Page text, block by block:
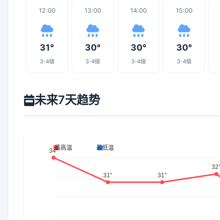
12:00
31°
3-4级
13:00
30°
3-4级
14:00
30°
3-4级
15:00
30°
3-4级
未来7天趋势